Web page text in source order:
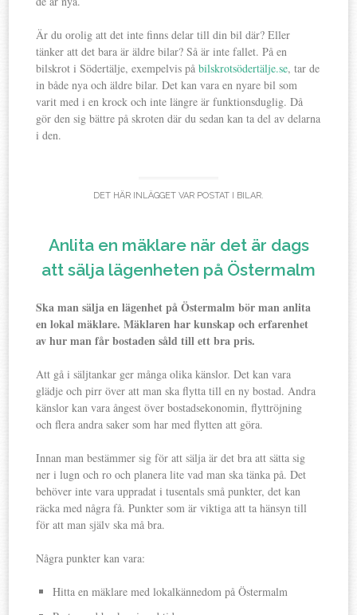
Är du orolig att det inte finns delar till din bil där? Eller
tänker att det bara är äldre bilar? Så är inte fallet. På en
bilskrot i Södertälje, exempelvis påbilskrotsödertälje.se, tar de
in både nya och äldre bilar. Det kan vara en nyare bil som
varit med i en krock och inte längre är funktionsduglig. Då
gör den sig bättre på skroten där du sedan kan ta del av delarna
i den.
DET HÄR INLÄGGET VAR POSTAT I BILAR.
Anlita en mäklare när det är dags
att sälja lägenheten på Östermalm
Ska man sälja en lägenhet på Östermalm bör man anlita
en lokal mäklare. Mäklaren har kunskap och erfarenhet
av hur man får bostaden såld till ett bra pris.
Att gå i säljtankar ger många olika känslor. Det kan vara
glädje och pirr över att man ska flytta till en ny bostad. Andra
känslor kan vara ångest över bostadsekonomin, flyttröjning
och flera andra saker som har med flytten att göra.
Innan man bestämmer sig för att sälja är det bra att sätta sig
ner i lugn och ro och planera lite vad man ska tänka på. Det
behöver inte vara uppradat i tusentals små punkter, det kan
räcka med några få. Punkter som är viktiga att ta hänsyn till
för att man själv ska må bra.
Några punkter kan vara:
Hitta en mäklare med lokalkännedom på Östermalm